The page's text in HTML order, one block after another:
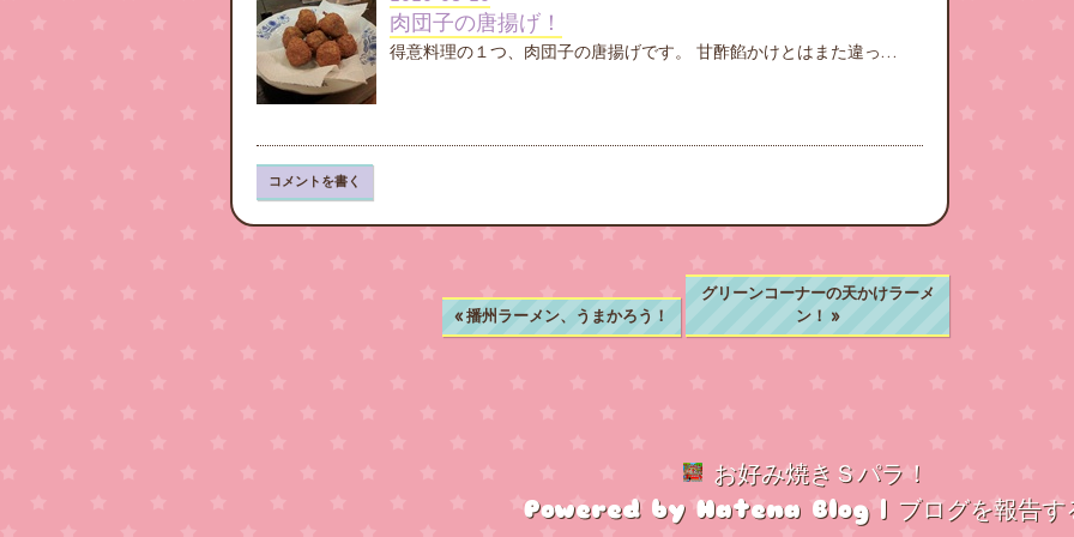
肉団子の唐揚げ！
得意料理の１つ、肉団子の唐揚げです。 甘酢餡かけとはまた違っ…
コメントを書く
«播州ラーメン、うまかろう！
グリーンコーナーの天かけラーメ
ン！ »
お好み焼きＳパラ！
Powered by Hatena Blog| ブログを報告す